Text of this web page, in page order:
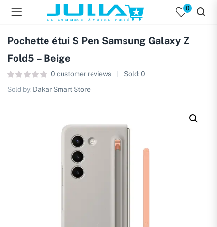
0
Pochette étui S Pen Samsung Galaxy Z
Fold5 – Beige
0 customer reviews Sold:0
Sold by: Dakar Smart Store